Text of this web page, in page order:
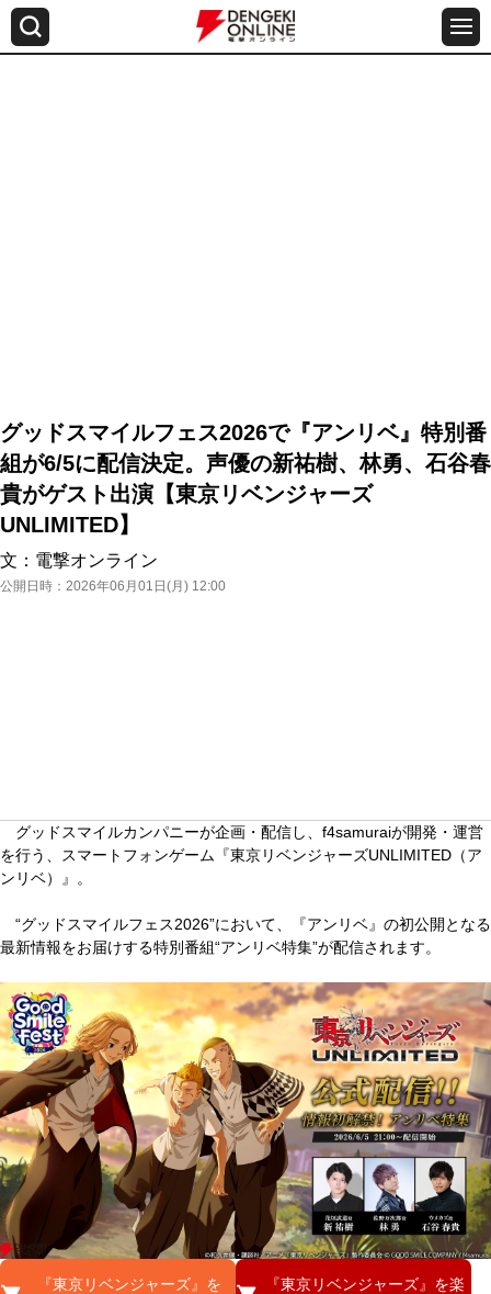
グッドスマイルフェス2026で『アンリベ』特別番
組が6/5に配信決定。声優の新祐樹、林勇、石谷春
貴がゲスト出演【東京リベンジャーズ
UNLIMITED】
文： 電撃オンライン
公開日時： 2026年06月01日(月) 12:00
グッドスマイルカンパニーが企画・配信し、f4samuraiが開発・運営
を行う、スマートフォンゲーム『東京リベンジャーズUNLIMITED（ア
ンリベ）』。
“グッドスマイルフェス2026”において、『アンリベ』の初公開となる
最新情報をお届けする特別番組“アンリベ特集”が配信されます。
『東京リベンジャーズ』を
『東京リベンジャーズ』を楽